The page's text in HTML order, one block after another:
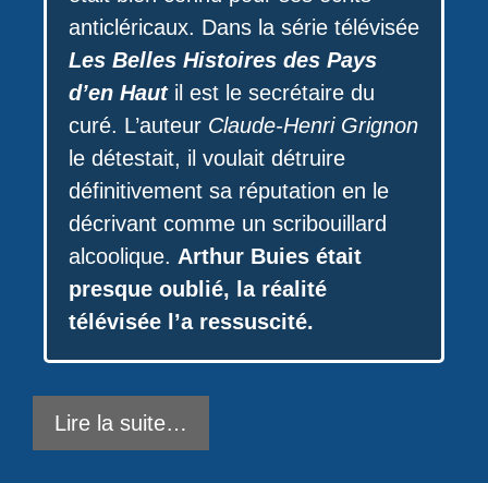
anticléricaux. Dans la série télévisée
Les Belles Histoires des Pays
d’en Hautil est le secrétaire du
curé. L’auteur Claude-Henri Grignon
le détestait, il voulait détruire
définitivement sa réputation en le
décrivant comme un scribouillard
alcoolique. Arthur Buies était
presque oublié, la réalité
télévisée l’a ressuscité.
Lire la suite…